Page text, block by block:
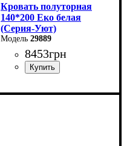
Кровать полуторная
140*200 Еко белая
(Серия-Уют)
29889
8453грн
Ширина: 144 см